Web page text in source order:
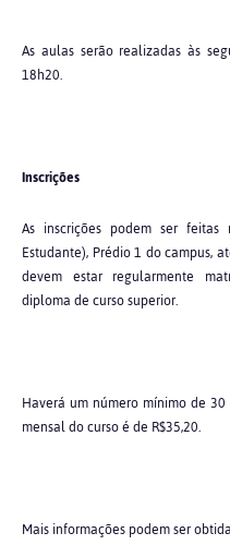
As aulas serão realizadas às
18h20.
Inscrições
As inscrições podem ser
Estudante), Prédio 1 do campus,
devem estar regularmente
diploma de curso superior.
Haverá um número mínimo de
mensal do curso é de R$35,20.
Mais informações podem ser